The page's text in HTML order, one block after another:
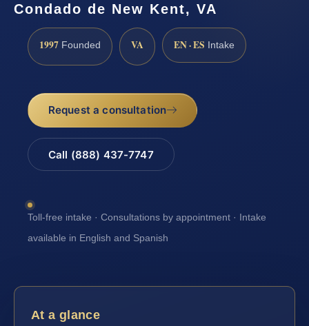
Condado de New Kent, VA
1997 Founded VA EN · ES Intake
Request a consultation
Call (888) 437-7747
Toll-free intake · Consultations by appointment · Intake
available in English and Spanish
At a glance